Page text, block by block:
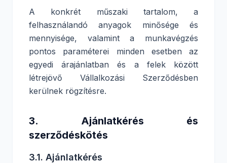
A konkrét műszaki tartalom, a
felhasználandó anyagok minősége és
mennyisége, valamint a munkavégzés
pontos paraméterei minden esetben az
egyedi árajánlatban és a felek között
létrejövő Vállalkozási Szerződésben
kerülnek rögzítésre.
3. Ajánlatkérés és
szerződéskötés
3.1. Ajánlatkérés